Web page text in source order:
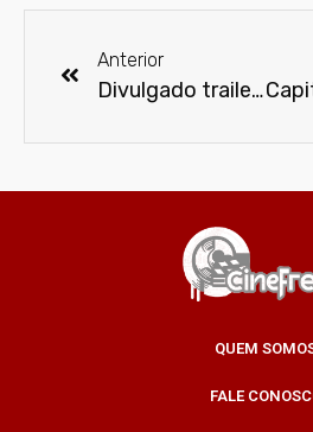
Anterior
Divulgado trailer da animação A Piada Mortal
QUEM
FALE